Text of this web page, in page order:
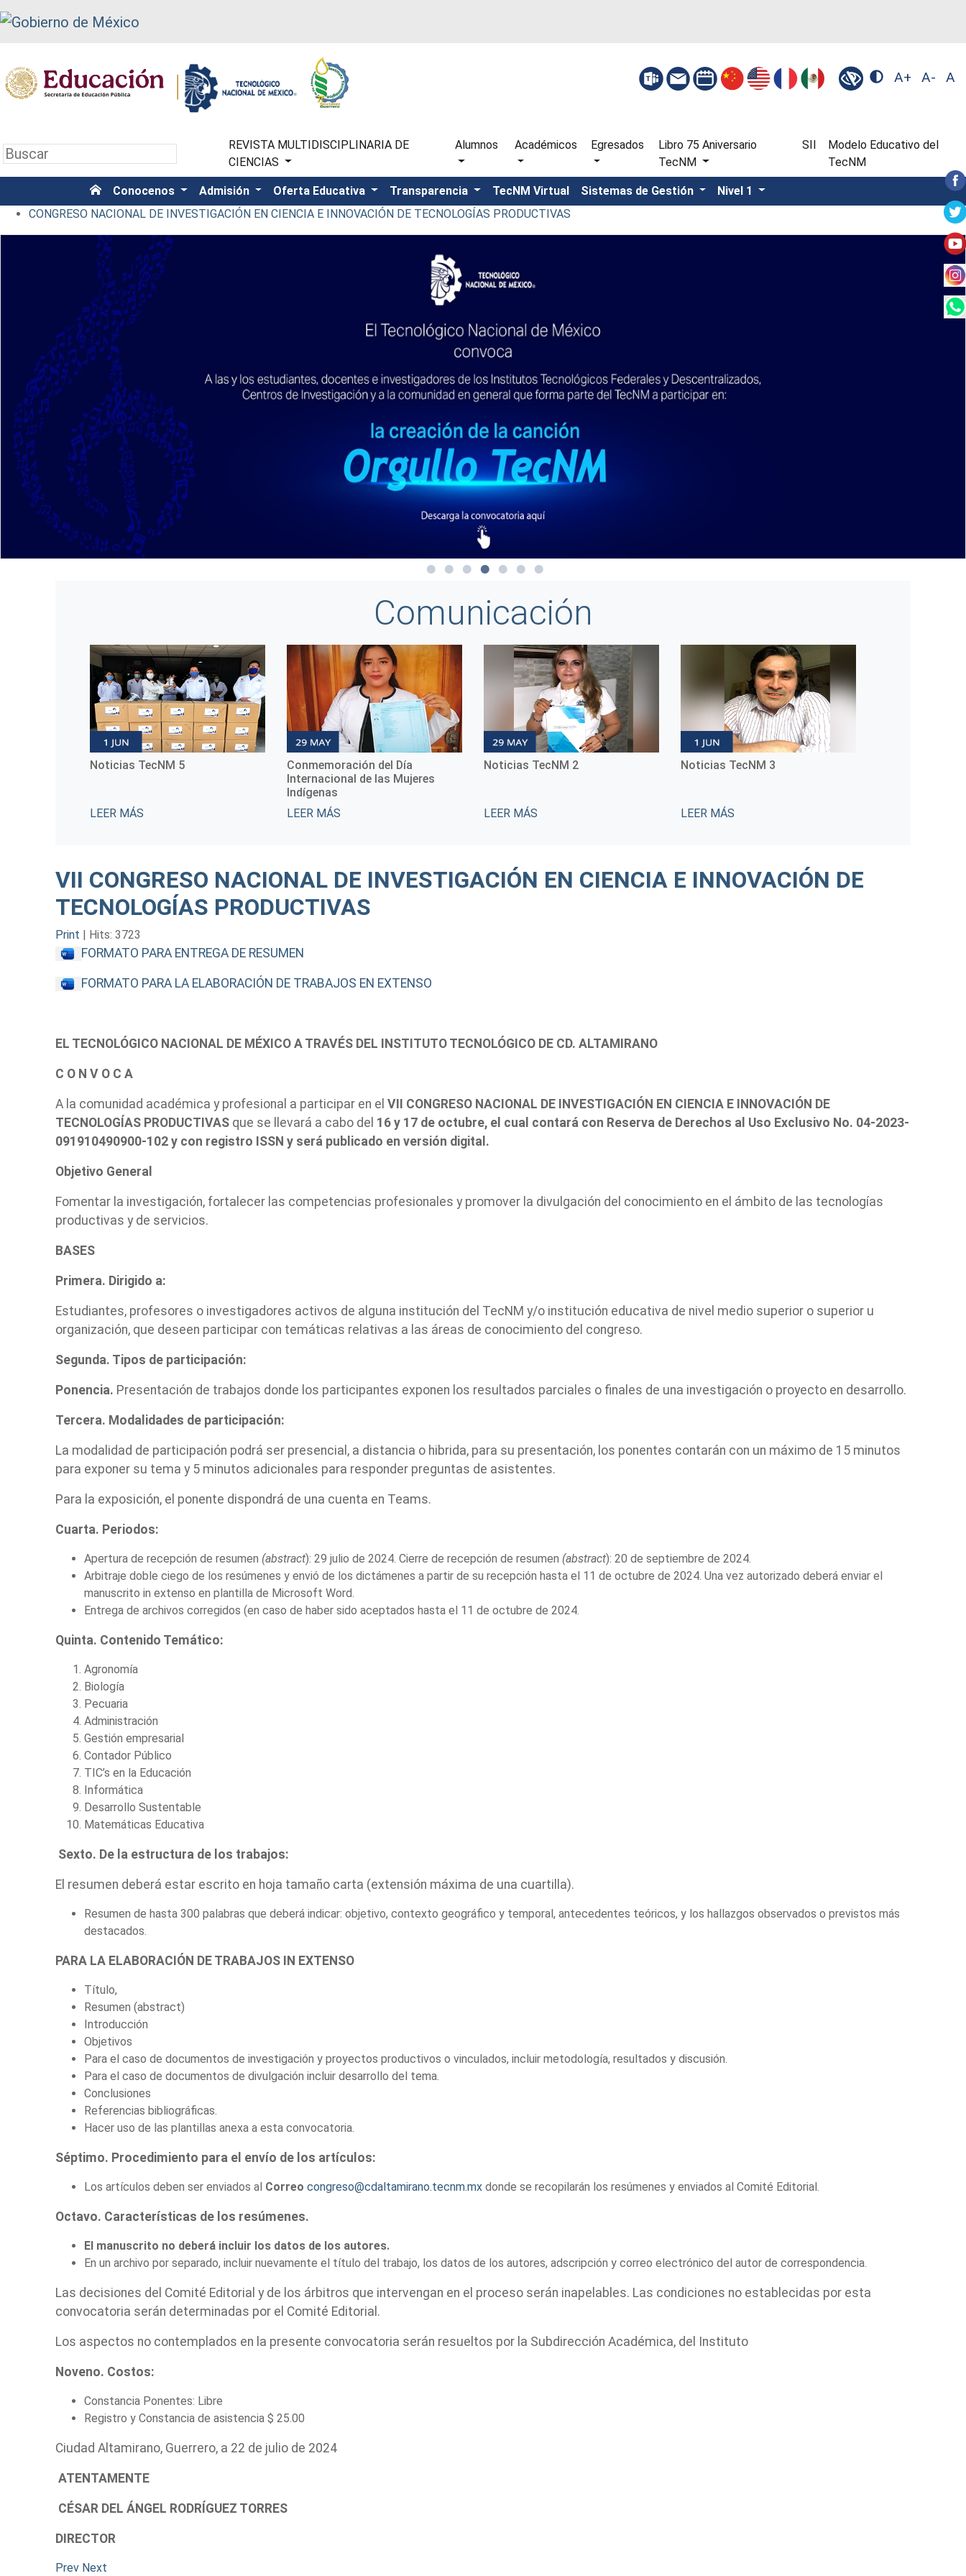
A+ A- A
REVISTA MULTIDISCIPLINARIA DE
CIENCIAS
Alumnos Académicos Egresados
Libro 75 Aniversario
TecNM
SII
Modelo Educativo del
TecNM
Conocenos Admisión Oferta Educativa Transparencia TecNM Virtual Sistemas de Gestión
Nivel 1
CONGRESO NACIONAL DE INVESTIGACIÓN EN CIENCIA E INNOVACIÓN DE TECNOLOGÍAS PRODUCTIVAS
Comunicación
Noticias TecNM 5
LEER MÁS
Conmemoración del Día
Internacional de las Mujeres
Indígenas
LEER MÁS
Noticias TecNM 2
LEER MÁS
Noticias TecNM 3
LEER MÁS
VII CONGRESO NACIONAL DE INVESTIGACIÓN EN CIENCIA E INNOVACIÓN DE
TECNOLOGÍAS PRODUCTIVAS
Print | Hits: 3723
FORMATO PARA ENTREGA DE RESUMEN
FORMATO PARA LA ELABORACIÓN DE TRABAJOS EN EXTENSO
EL TECNOLÓGICO NACIONAL DE MÉXICO A TRAVÉS DEL INSTITUTO TECNOLÓGICO DE CD. ALTAMIRANO
C O N V O C A
A la comunidad académica y profesional a participar en el VII CONGRESO NACIONAL DE INVESTIGACIÓN EN CIENCIA E INNOVACIÓN DE
TECNOLOGÍAS PRODUCTIVAS que se llevará a cabo del 16 y 17 de octubre, el cual contará con Reserva de Derechos al Uso Exclusivo No. 04-2023-
091910490900-102 y con registro ISSN y será publicado en versión digital.
Objetivo General
Fomentar la investigación, fortalecer las competencias profesionales y promover la divulgación del conocimiento en el ámbito de las tecnologías
productivas y de servicios.
BASES
Primera. Dirigido a:
Estudiantes, profesores o investigadores activos de alguna institución del TecNM y/o institución educativa de nivel medio superior o superior u
organización, que deseen participar con temáticas relativas a las áreas de conocimiento del congreso.
Segunda. Tipos de participación:
Ponencia. Presentación de trabajos donde los participantes exponen los resultados parciales o finales de una investigación o proyecto en desarrollo.
Tercera. Modalidades de participación:
La modalidad de participación podrá ser presencial, a distancia o hibrida, para su presentación, los ponentes contarán con un máximo de 15 minutos
para exponer su tema y 5 minutos adicionales para responder preguntas de asistentes.
Para la exposición, el ponente dispondrá de una cuenta en Teams.
Cuarta. Periodos:
Apertura de recepción de resumen (abstract): 29 julio de 2024. Cierre de recepción de resumen (abstract): 20 de septiembre de 2024.
Arbitraje doble ciego de los resúmenes y envió de los dictámenes a partir de su recepción hasta el 11 de octubre de 2024. Una vez autorizado deberá enviar el
manuscrito in extenso en plantilla de Microsoft Word.
Entrega de archivos corregidos (en caso de haber sido aceptados hasta el 11 de octubre de 2024.
Quinta. Contenido Temático:
Agronomía
Biología
Pecuaria
Administración
Gestión empresarial
Contador Público
TIC’s en la Educación
Informática
Desarrollo Sustentable
Matemáticas Educativa
Sexto. De la estructura de los trabajos:
El resumen deberá estar escrito en hoja tamaño carta (extensión máxima de una cuartilla).
Resumen de hasta 300 palabras que deberá indicar: objetivo, contexto geográfico y temporal, antecedentes teóricos, y los hallazgos observados o previstos más
destacados.
PARA LA ELABORACIÓN DE TRABAJOS IN EXTENSO
Título,
Resumen (abstract)
Introducción
Objetivos
Para el caso de documentos de investigación y proyectos productivos o vinculados, incluir metodología, resultados y discusión.
Para el caso de documentos de divulgación incluir desarrollo del tema.
Conclusiones
Referencias bibliográficas.
Hacer uso de las plantillas anexa a esta convocatoria.
Séptimo. Procedimiento para el envío de los artículos:
Los artículos deben ser enviados al Correo congreso@cdaltamirano.tecnm.mx donde se recopilarán los resúmenes y enviados al Comité Editorial.
Octavo. Características de los resúmenes.
El manuscrito no deberá incluir los datos de los autores.
En un archivo por separado, incluir nuevamente el título del trabajo, los datos de los autores, adscripción y correo electrónico del autor de correspondencia.
Las decisiones del Comité Editorial y de los árbitros que intervengan en el proceso serán inapelables. Las condiciones no establecidas por esta
convocatoria serán determinadas por el Comité Editorial.
Los aspectos no contemplados en la presente convocatoria serán resueltos por la Subdirección Académica, del Instituto
Noveno. Costos:
Constancia Ponentes: Libre
Registro y Constancia de asistencia $ 25.00
Ciudad Altamirano, Guerrero, a 22 de julio de 2024
ATENTAMENTE
CÉSAR DEL ÁNGEL RODRÍGUEZ TORRES
DIRECTOR
Prev Next